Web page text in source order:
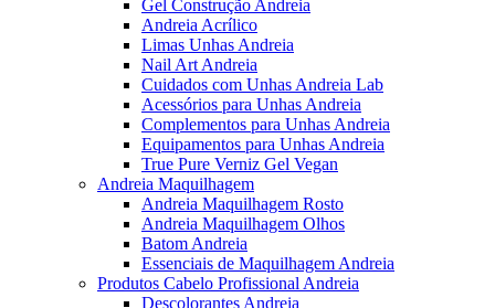
Gel Construção Andreia
Andreia Acrílico
Limas Unhas Andreia
Nail Art Andreia
Cuidados com Unhas Andreia Lab
Acessórios para Unhas Andreia
Complementos para Unhas Andreia
Equipamentos para Unhas Andreia
True Pure Verniz Gel Vegan
Andreia Maquilhagem
Andreia Maquilhagem Rosto
Andreia Maquilhagem Olhos
Batom Andreia
Essenciais de Maquilhagem Andreia
Produtos Cabelo Profissional Andreia
Descolorantes Andreia